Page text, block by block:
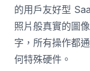
的用戶友好型
照片般真實的圖
字，所有操作都
何特殊硬件。